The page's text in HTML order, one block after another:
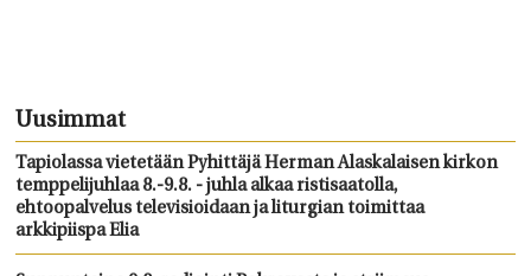
Uusimmat
Tapiolassa vietetään Pyhittäjä Herman Alaskalaisen kirkon
temppelijuhlaa 8.-9.8. - juhla alkaa ristisaatolla,
ehtoopalvelus televisioidaan ja liturgian toimittaa
arkkipiispa Elia